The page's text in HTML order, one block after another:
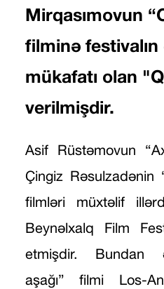
Mirqasımovun
filminə
mükafatı olan
verilmişdir.
Asif Rüstəmovun
Çingiz Rəsulzadənin
filmləri müxtəlif
Beynəlxalq Film
etmişdir. Bundan
aşağı” filmi Los-